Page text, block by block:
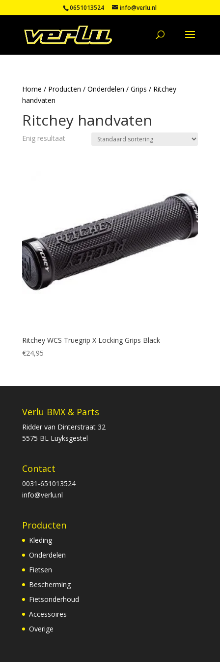
0651013524 info@verlu.nl
Home / Producten / Onderdelen / Grips / Ritchey
handvaten
Ritchey handvaten
Enig resultaat
Ritchey WCS Truegrip X Locking Grips Black
€24,95
Verlu BMX & Parts
Ridder van Dinterstraat 32
5575 BL Luyksgestel
Contact
0031-651013524
info@verlu.nl
Producten
Kleding
Onderdelen
Fietsen
Bescherming
Fietsonderhoud
Accessoires
Overige